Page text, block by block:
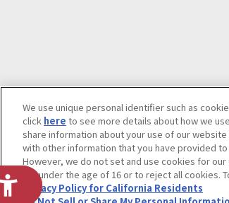
ウェブサイトご利用条件ソーシャルメディア
Do Not Sell or Share My Personal Information
We use unique personal identifier such as
click here to see more details about how we
share information about your use of our
with other information that you have provided
However, we do not set and use cookies for our
are under the age of 16 or to reject all
Privacy Policy for California Residents